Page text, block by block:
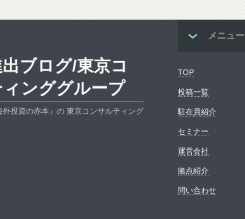
メニュー
TOP
投稿一覧
駐在員紹介
セミナー
運営会社
拠点紹介
問い合わせ
ブログ/東京コ
ンググループ
外投資の赤本』の 東京コンサルティング